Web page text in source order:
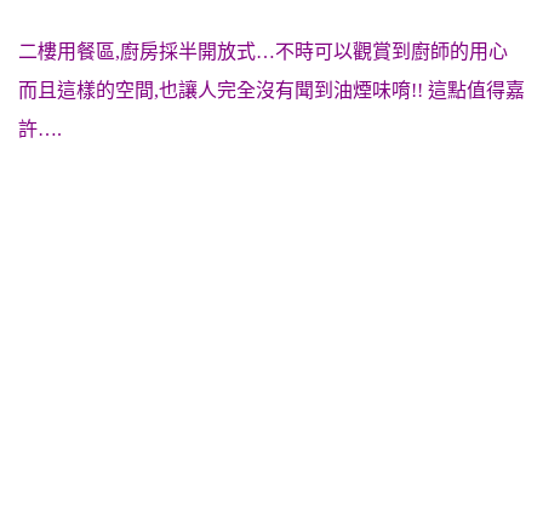
二樓用餐區,廚房採半開放式…不時可以觀賞到廚師的用心
而且這樣的空間,也讓人完全沒有聞到油煙味唷!! 這點值得嘉
許….